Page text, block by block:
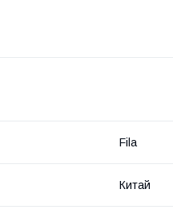
Fila
Китай